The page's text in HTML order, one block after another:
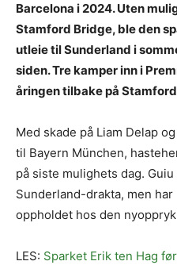
Barcelona i 2024. Uten
Stamford Bridge, ble den
utleie til Sunderland i
siden. Tre kamper inn i
åringen tilbake på
Med skade på Liam Delap
til Bayern München,
på siste mulighets dag.
Sunderland-drakta, men
oppholdet hos den
LES: Sparket Erik ten Hag